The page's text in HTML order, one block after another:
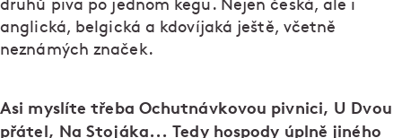
druhů piva po jednom kegu. Nejen česká, ale i
anglická, belgická a kdovíjaká ještě, včetně
neznámých značek.
Asi myslíte třeba Ochutnávkovou pivnici, U Dvou
přátel, Na Stojáka... Tedy hospody úplně jiného